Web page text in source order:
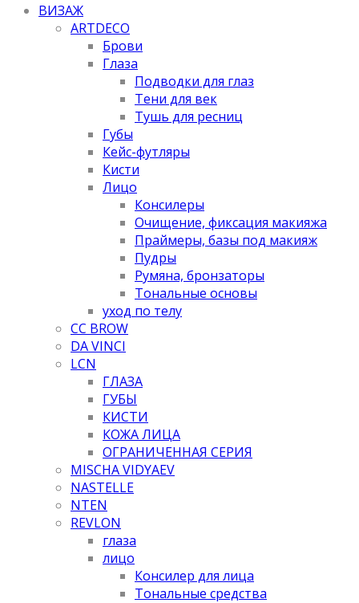
ВИЗАЖ
ARTDECO
Брови
Глаза
Подводки для глаз
Тени для век
Тушь для ресниц
Губы
Кейс-футляры
Кисти
Лицо
Консилеры
Очищение, фиксация макияжа
Праймеры, базы под макияж
Пудры
Румяна, бронзаторы
Тональные основы
уход по телу
CC BROW
DA VINCI
LCN
ГЛАЗА
ГУБЫ
КИСТИ
КОЖА ЛИЦА
ОГРАНИЧЕННАЯ СЕРИЯ
MISCHA VIDYAEV
NASTELLE
NTEN
REVLON
глаза
лицо
Консилер для лица
Тональные средства